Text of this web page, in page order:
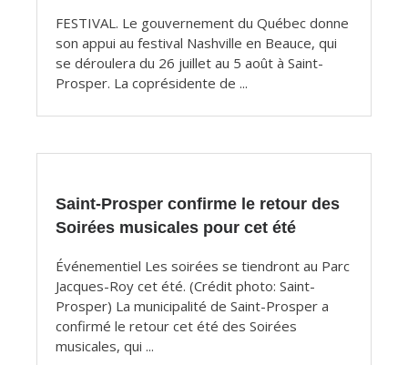
FESTIVAL. Le gouvernement du Québec donne
son appui au festival Nashville en Beauce, qui
se déroulera du 26 juillet au 5 août à Saint-
Prosper. La coprésidente de ...
Saint-Prosper confirme le retour des
Soirées musicales pour cet été
Événementiel Les soirées se tiendront au Parc
Jacques-Roy cet été. (Crédit photo: Saint-
Prosper) La municipalité de Saint-Prosper a
confirmé le retour cet été des Soirées
musicales, qui ...